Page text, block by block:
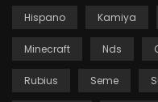
Hispano Kamiya
Minecraft Nds
Rubius Seme